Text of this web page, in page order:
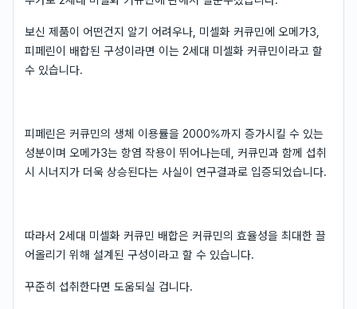
보신 제품이 어떤건지 알기 어려우나, 미셀화 커큐민에 오메가3,
피페린이 배합된 구성이라면 이는 2세대 미셀화 커큐민이라고 할
수 있습니다.
피페린은 커큐민의 생체 이용률을 2000%까지 증가시킬 수 있는
성분이며 오메가3는 항염 작용이 뛰어나는데, 커큐민과 함께 섭취
시 시너지가 더욱 상승된다는 사실이 연구결과로 입증되었습니다.
따라서 2세대 미셀화 커큐민 배합은 커큐민의 효율성을 최대한 끌
어올리기 위해 설계된 구성이라고 할 수 있습니다.
꾸준히 섭취한다면 도움되실 겁니다.